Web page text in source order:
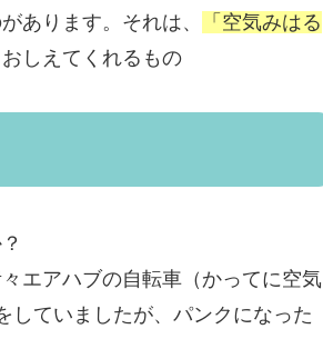
あります。それは、
「空気みはる
しえてくれるもの
エアハブの自転車（かってに空気
していましたが、パンクになった